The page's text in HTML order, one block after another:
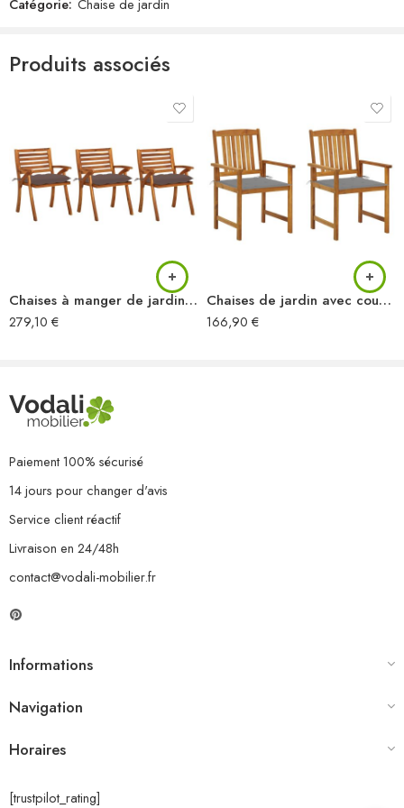
Catégorie: Chaise de jardin
Produits associés
Chaises à manger de jardin avec coussins lot de 3 Acacia massif
279,10 €
Chaises de jardin avec coussins lot de 2 Bois d’acacia massif
166,90 €
Paiement 100% sécurisé
14 jours pour changer d'avis
Service client réactif
Livraison en 24/48h
contact@vodali-mobilier.fr
Informations
Navigation
Horaires
[trustpilot_rating]